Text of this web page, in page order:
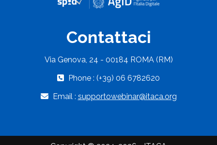
Contattaci
Via Genova, 24 - 00184 ROMA (RM)
Phone : (+39) 06 6782620
Email : supportowebinar@itaca.org